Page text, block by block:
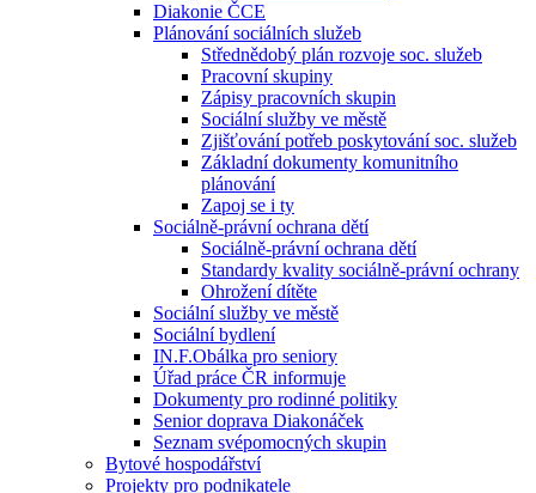
Diakonie ČCE
Plánování sociálních služeb
Střednědobý plán rozvoje soc. služeb
Pracovní skupiny
Zápisy pracovních skupin
Sociální služby ve městě
Zjišťování potřeb poskytování soc. služeb
Základní dokumenty komunitního
plánování
Zapoj se i ty
Sociálně-právní ochrana dětí
Sociálně-právní ochrana dětí
Standardy kvality sociálně-právní ochrany
Ohrožení dítěte
Sociální služby ve městě
Sociální bydlení
IN.F.Obálka pro seniory
Úřad práce ČR informuje
Dokumenty pro rodinné politiky
Senior doprava Diakonáček
Seznam svépomocných skupin
Bytové hospodářství
Projekty pro podnikatele